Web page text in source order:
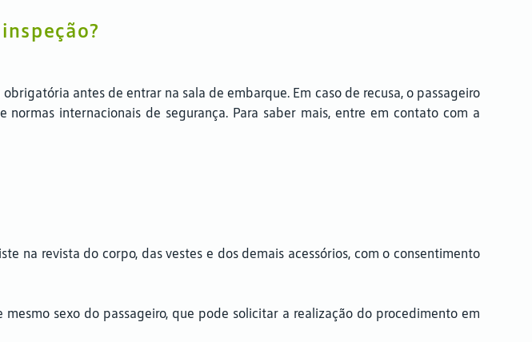
antes de entrar na sala de embarque. Em caso de recusa, o passageiro
internacionais de segurança. Para saber mais, entre em contato com a
na revista do corpo, das vestes e dos demais acessórios, com o consentimento
sexo do passageiro, que pode solicitar a realização do procedimento em